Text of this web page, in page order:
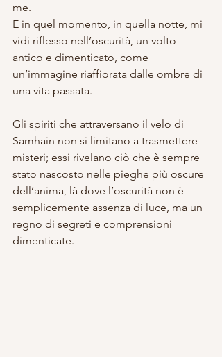
me.
E in quel momento, in quella notte, mi
vidi riflesso nell’oscurità, un volto
antico e dimenticato, come
un’immagine riaffiorata dalle ombre di
una vita passata.
Gli spiriti che attraversano il velo di
Samhain non si limitano a trasmettere
misteri; essi rivelano ciò che è sempre
stato nascosto nelle pieghe più oscure
dell’anima, là dove l’oscurità non è
semplicemente assenza di luce, ma un
regno di segreti e comprensioni
dimenticate.